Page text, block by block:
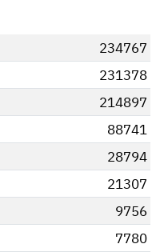
234767
231378
214897
88741
28794
21307
9756
7780